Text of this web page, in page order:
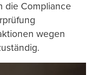
die Compliance
wegen